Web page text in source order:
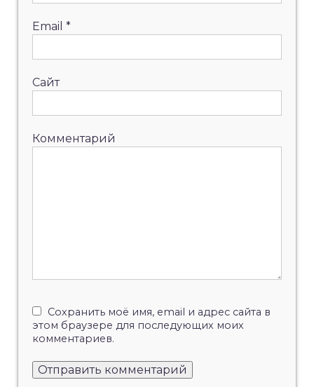
Email *
Сайт
Комментарий
Сохранить моё имя, email и адрес сайта в
этом браузере для последующих моих
комментариев.